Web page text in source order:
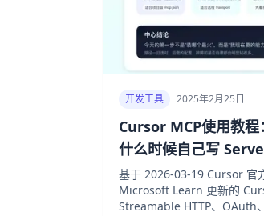
开发工具 2025年2月25日
Cursor MCP使用教程
什么时候自己写
基于 2026-03-19 Cursor 官
Microsoft Learn 更新的
Streamable HTTP、OAuth